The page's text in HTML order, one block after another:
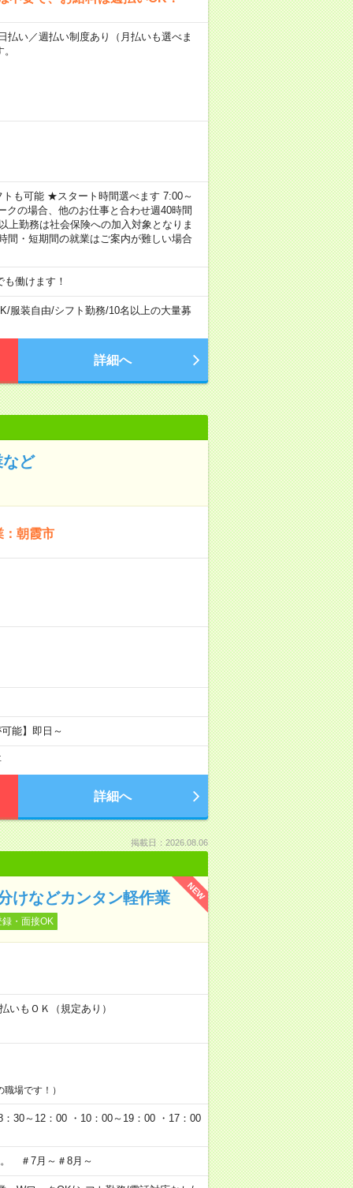
い／週払い制度あり（月払いも選べま
も可能 ★スタート時間選べます 7:00～
の場合、他のお仕事と合わせ週40時間
勤務は社会保険への加入対象となりま
・短期間の就業はご案内が難しい場合
働けます！
/服装自由/シフト勤務/10名以上の大量募
詳細へ
ど
：朝霞市
能】即日～
詳細へ
掲載日：2026.08.06
NEW
けなどカンタン軽作業
・面接OK
もＯＫ（規定あり）
場です！）
30～12：00 ・10：00～19：00 ・17：00
＃7月～＃8月～